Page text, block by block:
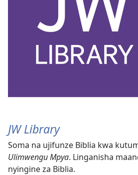
JW Library
Soma na ujifunze Biblia kwa
Ulimwengu Mpya. Linganisha
nyingine za Biblia.